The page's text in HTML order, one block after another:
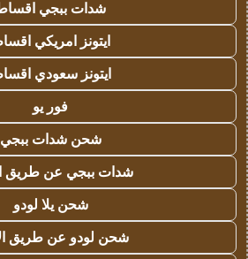
شدات ببجي
ايتونز امريكي
ايتونز سعودي
فور يو
شحن شدات ببجي
شدات ببجي عن طريق
شحن يلا لودو
شحن لودو عن طريق